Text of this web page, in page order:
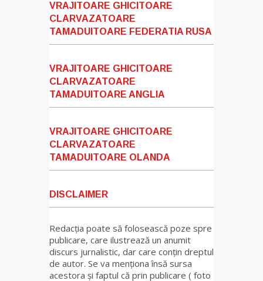
VRAJITOARE GHICITOARE
CLARVAZATOARE
TAMADUITOARE FEDERATIA RUSA
VRAJITOARE GHICITOARE
CLARVAZATOARE
TAMADUITOARE ANGLIA
VRAJITOARE GHICITOARE
CLARVAZATOARE
TAMADUITOARE OLANDA
DISCLAIMER
Redacția poate să folosească poze spre
publicare, care ilustrează un anumit
discurs jurnalistic, dar care conțin dreptul
de autor. Se va menționa însă sursa
acestora și faptul că prin publicare ( foto